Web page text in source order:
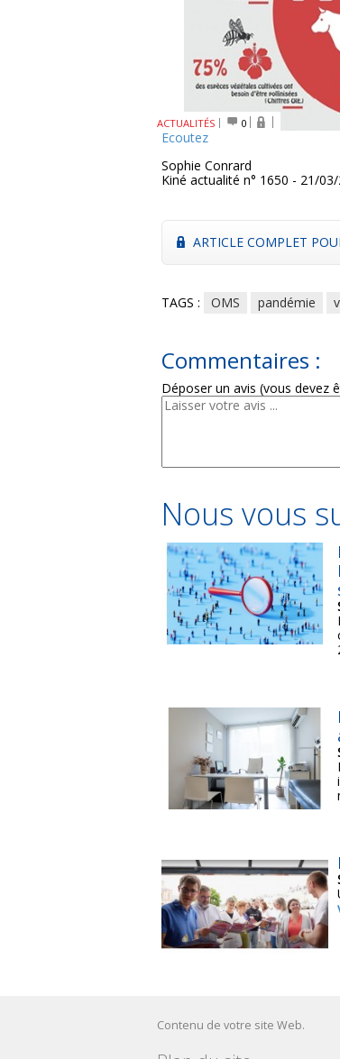
ACTUALITÉS 0
Ecoutez
Sophie Conrard
Kiné actualité n° 1650 - 21/
ARTICLE COMPLET
TAGS : OMS pandémie
Commentaires :
Déposer un avis (vous devez
Nous vous
Contenu de votre site Web.